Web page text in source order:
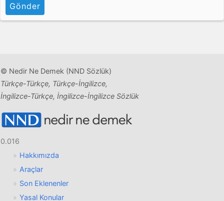
Gönder
© Nedir Ne Demek (NND Sözlük)
Türkçe-Türkçe, Türkçe-İngilizce,
İngilizce-Türkçe, İngilizce-İngilizce Sözlük
0.016
Hakkımızda
Araçlar
Son Eklenenler
Yasal Konular